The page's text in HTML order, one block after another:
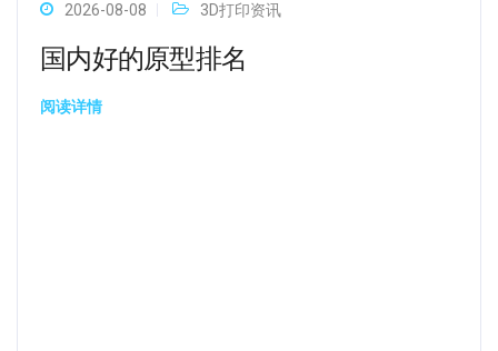
2026-08-08 3D打印资讯
国内好的原型排名
阅读详情